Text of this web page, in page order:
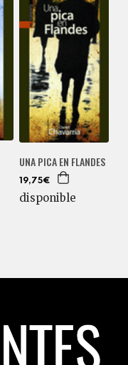
UNA PICA EN FLANDES
19,75€
disponible